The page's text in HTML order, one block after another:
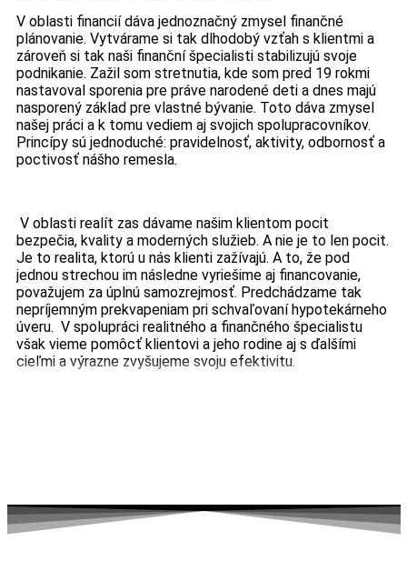
V oblasti financií dáva jednoznačný zmysel finančné
plánovanie. Vytvárame si tak dlhodobý vzťah s klientmi a
zároveň si tak naši finanční špecialisti stabilizujú svoje
podnikanie. Zažil som stretnutia, kde som pred 19 rokmi
nastavoval sporenia pre práve narodené deti a dnes majú
nasporený základ pre vlastné bývanie. Toto dáva zmysel
našej práci a k tomu vediem aj svojich spolupracovníkov.
Princípy sú jednoduché: pravidelnosť, aktivity, odbornosť a
poctivosť nášho remesla.
V oblasti realít zas dávame našim klientom pocit
bezpečia, kvality a moderných služieb. A nie je to len pocit.
Je to realita, ktorú u nás klienti zažívajú. A to, že pod
jednou strechou im následne vyriešime aj financovanie,
považujem za úplnú samozrejmosť. Predchádzame tak
nepríjemným prekvapeniam pri schvaľovaní hypotekárneho
úveru. V spolupráci realitného a finančného špecialistu
však vieme pomôcť klientovi a jeho rodine aj s ďalšími
cieľmi a výrazne zvyšujeme svoju efektivitu.